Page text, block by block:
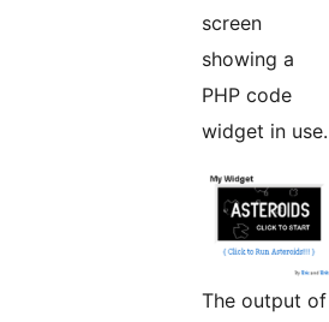
screen
showing a
PHP code
widget in use.
The output of